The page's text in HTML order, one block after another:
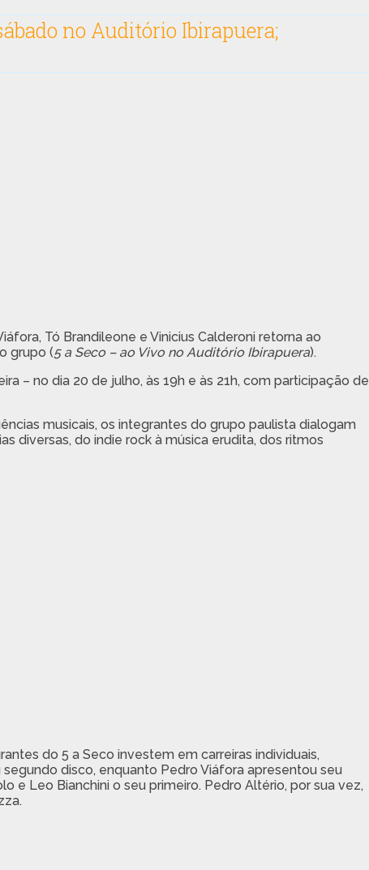
no Auditório Ibirapuera;
Tó Brandileone e Vinicius Calderoni retorna ao
grupo (5 a Seco – ao Vivo no Auditório Ibirapuera).
– no dia 20 de julho, às 19h e às 21h, com participação de
musicais, os integrantes do grupo paulista dialogam
diversas, do indie rock à música erudita, dos ritmos
do 5 a Seco investem em carreiras individuais,
disco, enquanto Pedro Viáfora apresentou seu
e Leo Bianchini o seu primeiro. Pedro Altério, por sua vez,